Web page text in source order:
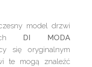
model drzwi
DI MODA
się oryginalnym
te mogą znaleźć